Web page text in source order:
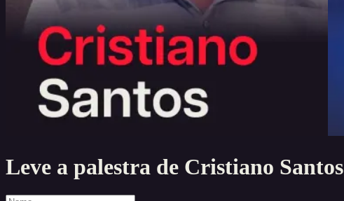
Leve a palestra de Cristiano Santos